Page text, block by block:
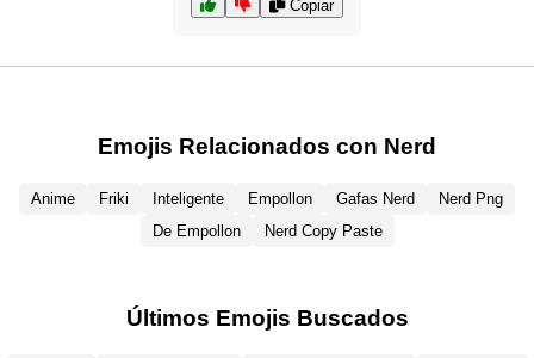
Copiar
Emojis Relacionados con Nerd
Anime Friki Inteligente Empollon Gafas Nerd
Nerd Png
De Empollon
Nerd Copy Paste
Últimos Emojis Buscados